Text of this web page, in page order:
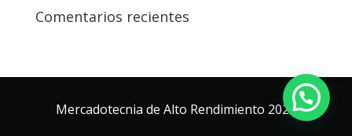
Comentarios recientes
Mercadotecnia de Alto Rendimiento 2025